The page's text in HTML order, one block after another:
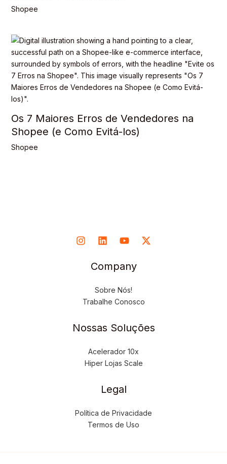
Shopee
Os 7 Maiores Erros de Vendedores na
Shopee (e Como Evitá-los)
Shopee
Company
Sobre Nós!
Trabalhe Conosco
Nossas Soluções
Acelerador 10x
Hiper Lojas Scale
Legal
Política de Privacidade
Termos de Uso